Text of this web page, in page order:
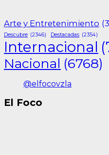
Arte y Entretenimiento
Descubre (2346) Destacadas (2354)
Internacional
Nacional (6768)
@elfocovzla
El Foco